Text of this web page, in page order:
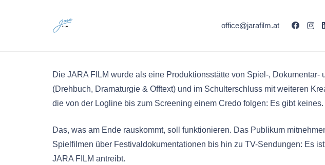
office@jarafilm.at
Die JARA FILM wurde als eine Produktionsstätte von Spiel-,
(Drehbuch, Dramaturgie & Offtext) und im Schulterschluss mit weiteren
die von der Logline bis zum Screening einem Credo folgen: Es gibt keines.
Das, was am Ende rauskommt, soll funktionieren. Das Publikum
Spielfilmen über Festivaldokumentationen bis hin zu TV-Sendungen: Es
JARA FILM antreibt.